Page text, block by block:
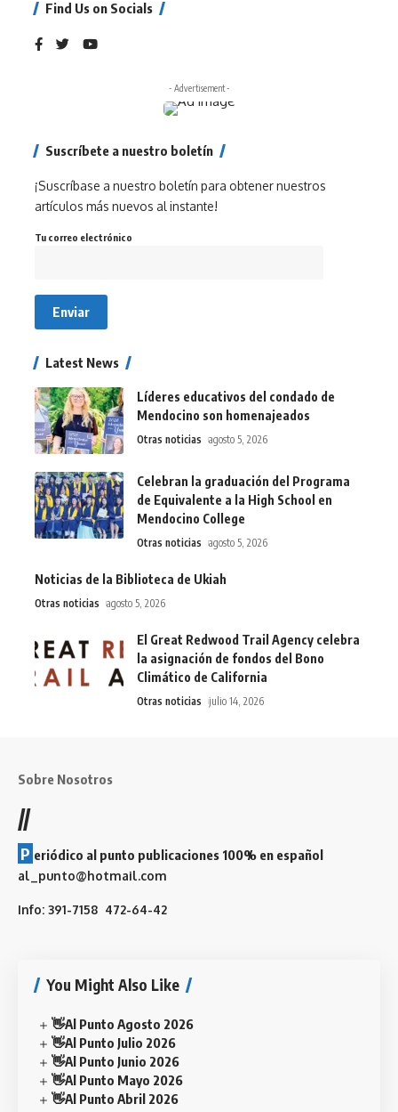
Find Us on Socials
- Advertisement -
Suscríbete a nuestro boletín
¡Suscríbase a nuestro boletín para obtener nuestros
artículos más nuevos al instante!
Tu correo electrónico
Latest News
Líderes educativos del condado de
Mendocino son homenajeados
Otras noticias agosto 5, 2026
Celebran la graduación del Programa
de Equivalente a la High School en
Mendocino College
Otras noticias agosto 5, 2026
Noticias de la Biblioteca de Ukiah
Otras noticias agosto 5, 2026
El Great Redwood Trail Agency celebra
la asignación de fondos del Bono
Climático de California
Otras noticias julio 14, 2026
Sobre Nosotros
//
P eriódico al punto publicaciones 100% en español
al_punto@hotmail.com
Info: 391-7158 472-64-42
You Might Also Like
👋Al Punto Agosto 2026
👋Al Punto Julio 2026
👋Al Punto Junio 2026
👋Al Punto Mayo 2026
👋Al Punto Abril 2026